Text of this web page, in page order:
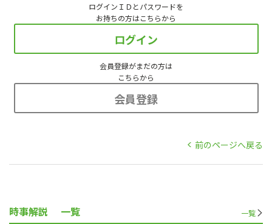
ログインＩＤとパスワードを
お持ちの方はこちらから
ログイン
会員登録がまだの方は
こちらから
会員登録
前のページへ戻る
時事解説 一覧 一覧